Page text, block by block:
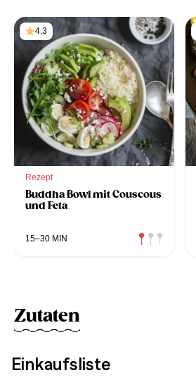
4,3
Rezept
Buddha Bowl mit Couscous
und Feta
15–30 MIN
Zutaten